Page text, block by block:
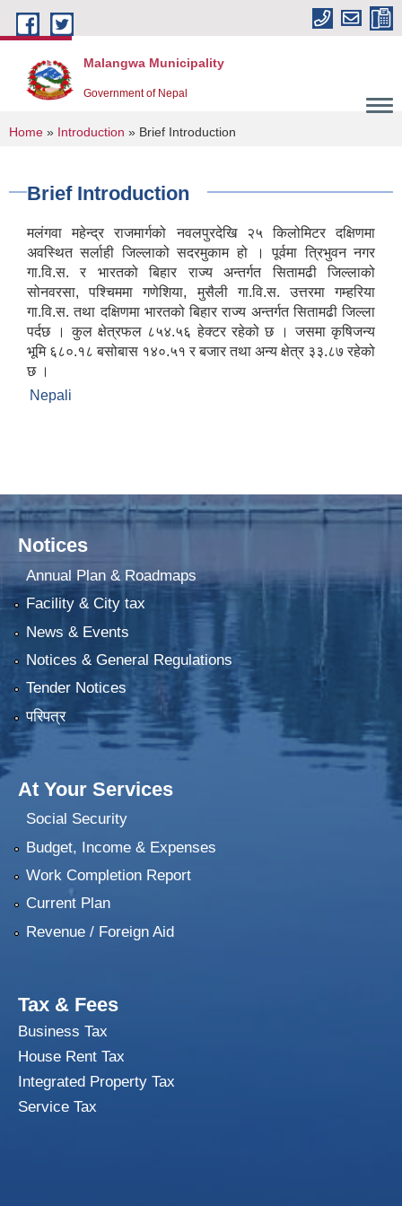
Skip to main content
Malangwa Municipality
Government of Nepal
You are here
Home » Introduction » Brief Introduction
Brief Introduction
मलंगवा महेन्द्र राजमार्गको नवलपुरदेखि २५ किलोमिटर दक्षिणमा
अवस्थित सर्लाही जिल्लाको सदरमुकाम हो । पूर्वमा त्रिभुवन नगर
गा.वि.स. र भारतको बिहार राज्य अन्तर्गत सितामढी जिल्लाको
सोनवरसा, पश्चिममा गणेशिया, मुसैली गा.वि.स. उत्तरमा गम्हरिया
गा.वि.स. तथा दक्षिणमा भारतको बिहार राज्य अन्तर्गत सितामढी जिल्ला
पर्दछ । कुल क्षेत्रफल ८५४.५६ हेक्टर रहेको छ । जसमा कृषिजन्य
भूमि ६८०.१८ बसोबास १४०.५१ र बजार तथा अन्य क्षेत्र ३३.८७ रहेको
छ ।
Nepali
Notices
Annual Plan & Roadmaps
Facility & City tax
News & Events
Notices & General Regulations
Tender Notices
परिपत्र
At Your Services
Social Security
Budget, Income & Expenses
Work Completion Report
Current Plan
Revenue / Foreign Aid
Tax & Fees
Business Tax
House Rent Tax
Integrated Property Tax
Service Tax